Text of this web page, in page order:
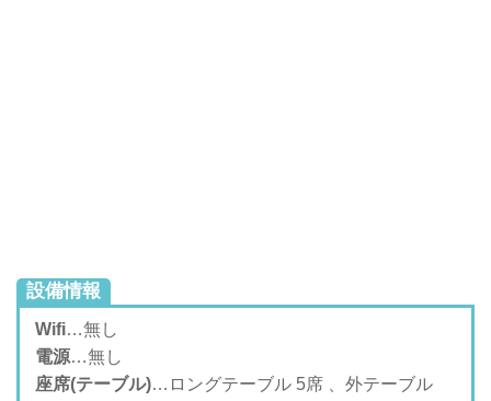
設備情報
Wifi…無し
電源…無し
座席(テーブル)…ロングテーブル 5席 、外テーブル